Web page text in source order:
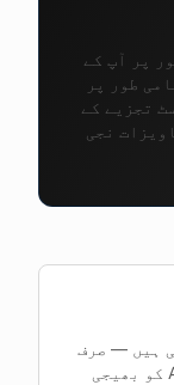
پر آپ کے
طور پر
تجزیے کے
نجی
ہیں — صرف
نکالی گئی ٹیکسٹ ہمارے محفوظ API کو بھیجی